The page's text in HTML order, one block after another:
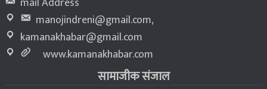
manojindreni@gmail.com,
kamanakhabar@gmail.com
www.kamanakhabar.com
सामाजीक संजाल